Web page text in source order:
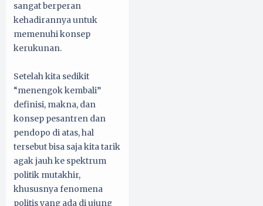
sangat berperan
kehadirannya untuk
memenuhi konsep
kerukunan.
Setelah kita sedikit
“menengok kembali”
definisi, makna, dan
konsep pesantren dan
pendopo di atas, hal
tersebut bisa saja kita tarik
agak jauh ke spektrum
politik mutakhir,
khususnya fenomena
politis yang ada di ujung